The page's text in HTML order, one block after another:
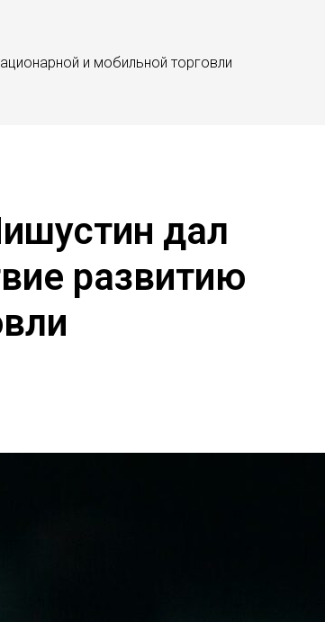
и мобильной торговли
дал
развитию